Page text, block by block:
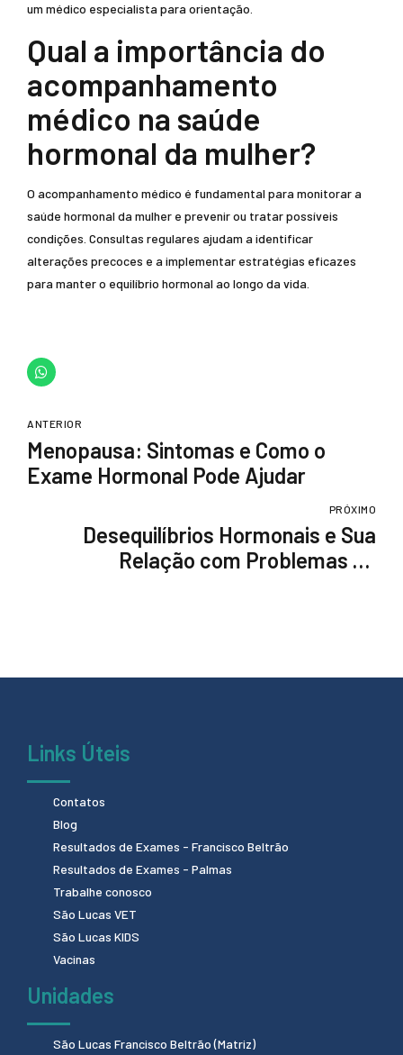
um médico especialista para orientação.
Qual a importância do
acompanhamento
médico na saúde
hormonal da mulher?
O acompanhamento médico é fundamental para monitorar a
saúde hormonal da mulher e prevenir ou tratar possíveis
condições. Consultas regulares ajudam a identificar
alterações precoces e a implementar estratégias eficazes
para manter o equilíbrio hormonal ao longo da vida.
ANTERIOR
Menopausa: Sintomas e Como o
Exame Hormonal Pode Ajudar
PRÓXIMO
Desequilíbrios Hormonais e Sua
Relação com Problemas de
Links Úteis
Contatos
Blog
Resultados de Exames - Francisco Beltrão
Resultados de Exames - Palmas
Trabalhe conosco
São Lucas VET
São Lucas KIDS
Vacinas
Unidades
São Lucas Francisco Beltrão (Matriz)